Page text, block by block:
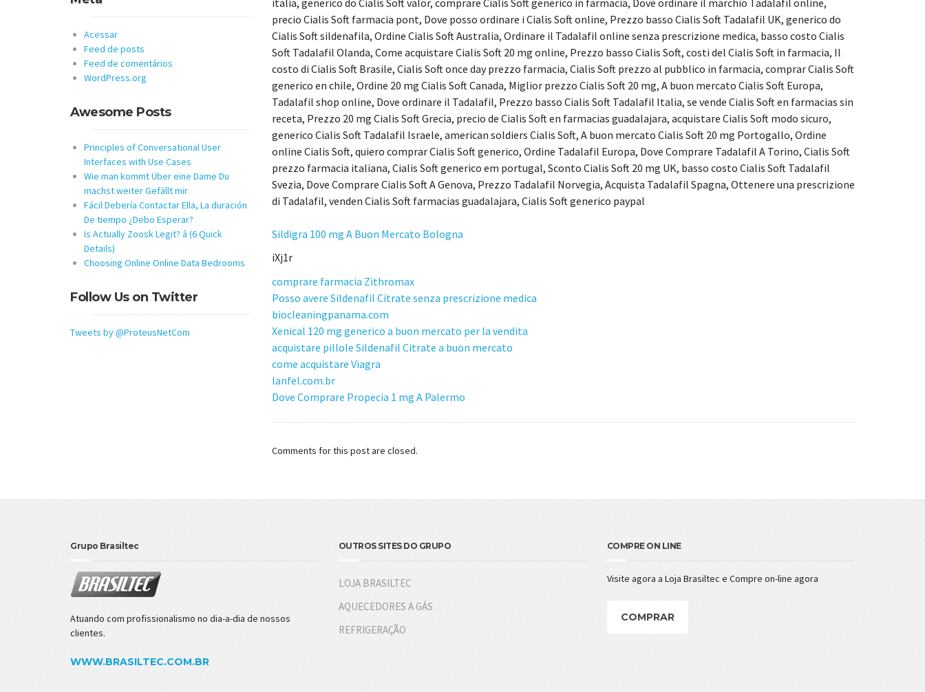
precio Cialis Soft farmacia pont, Dove posso ordinare i Cialis Soft online, Prezzo basso Cialis Soft Tadalafil UK, generico do
Cialis Soft sildenafila, Ordine Cialis Soft Australia, Ordinare il Tadalafil online senza prescrizione medica, basso costo Cialis
Soft Tadalafil Olanda, Come acquistare Cialis Soft 20 mg online, Prezzo basso Cialis Soft, costi del Cialis Soft in farmacia, Il
costo di Cialis Soft Brasile, Cialis Soft once day prezzo farmacia, Cialis Soft prezzo al pubblico in farmacia, comprar Cialis Soft
generico en chile, Ordine 20 mg Cialis Soft Canada, Miglior prezzo Cialis Soft 20 mg, A buon mercato Cialis Soft Europa,
Tadalafil shop online, Dove ordinare il Tadalafil, Prezzo basso Cialis Soft Tadalafil Italia, se vende Cialis Soft en farmacias sin
receta, Prezzo 20 mg Cialis Soft Grecia, precio de Cialis Soft en farmacias guadalajara, acquistare Cialis Soft modo sicuro,
generico Cialis Soft Tadalafil Israele, american soldiers Cialis Soft, A buon mercato Cialis Soft 20 mg Portogallo, Ordine
online Cialis Soft, quiero comprar Cialis Soft generico, Ordine Tadalafil Europa, Dove Comprare Tadalafil A Torino, Cialis Soft
prezzo farmacia italiana, Cialis Soft generico em portugal, Sconto Cialis Soft 20 mg UK, basso costo Cialis Soft Tadalafil
Svezia, Dove Comprare Cialis Soft A Genova, Prezzo Tadalafil Norvegia, Acquista Tadalafil Spagna, Ottenere una prescrizione
di Tadalafil, venden Cialis Soft farmacias guadalajara, Cialis Soft generico paypal
Sildigra 100 mg A Buon Mercato Bologna
iXj1r
comprare farmacia Zithromax
Posso avere Sildenafil Citrate senza prescrizione medica
biocleaningpanama.com
Xenical 120 mg generico a buon mercato per la vendita
acquistare pillole Sildenafil Citrate a buon mercato
come acquistare Viagra
lanfel.com.br
Dove Comprare Propecia 1 mg A Palermo
Comments for this post are closed.
Acessar
Feed de posts
Feed de comentários
WordPress.org
Awesome Posts
Principles of Conversational User
Interfaces with Use Cases
Wie man kommt Über eine Dame Du
machst weiter Gefällt mir
Fácil Debería Contactar Ella, La duración
De tiempo ¿Debo Esperar?
Is Actually Zoosk Legit? â (6 Quick
Details)
Choosing Online Online Data Bedrooms
Follow Us on Twitter
Tweets by @ProteusNetCom
Grupo Brasiltec
Atuando com profissionalismo no dia-a-dia de nossos
clientes.
WWW.BRASILTEC.COM.BR
OUTROS SITES DO GRUPO
LOJA BRASILTEC
AQUECEDORES A GÁS
REFRIGERAÇÃO
COMPRE ON LINE
Visite agora a Loja Brasiltec e Compre on-line agora
COMPRAR